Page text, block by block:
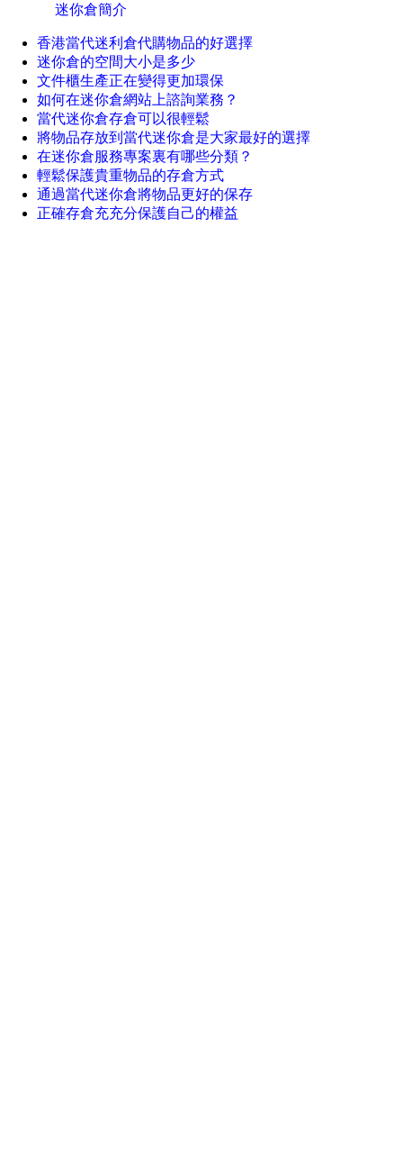
迷你倉簡介
香港當代迷利倉代購物品的好選擇
迷你倉的空間大小是多少
文件櫃生產正在變得更加環保
如何在迷你倉網站上諮詢業務？
當代迷你倉存倉可以很輕鬆
將物品存放到當代迷你倉是大家最好的選擇
在迷你倉服務專案裏有哪些分類？
輕鬆保護貴重物品的存倉方式
通過當代迷你倉將物品更好的保存
正確存倉充充分保護自己的權益